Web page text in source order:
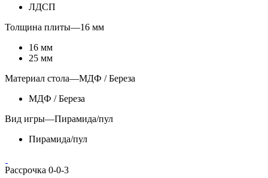
ЛДСП
Толщина плиты—16 мм
16 мм
25 мм
Материал стола—МДФ / Береза
МДФ / Береза
Вид игры—Пирамида/пул
Пирамида/пул
Рассрочка 0-0-3